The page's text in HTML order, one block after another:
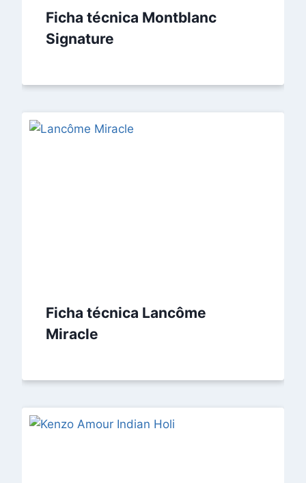
Ficha técnica Montblanc
Signature
Ficha técnica Lancôme
Miracle